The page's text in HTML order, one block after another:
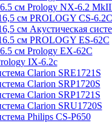
см Prology NX-6.2
см PROLOGY CS-6.2C
см Акустическая
см PROLOGY ES-62C
см Prology EX-62C
IX-6.2c
Clarion SRE1721S
Clarion SRP1720S
Clarion SRP1721S
Clarion SRU1720S
Philips CS-P650